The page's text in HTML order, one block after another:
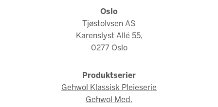
Oslo
Tjøstolvsen AS
Karenslyst Allé 55,
0277 Oslo
Produktserier
Gehwol Klassisk Pleieserie
Gehwol Med.